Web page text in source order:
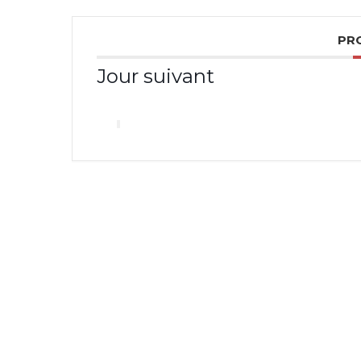
Jour suivant